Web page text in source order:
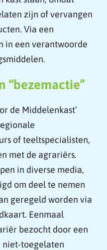
zijn of vervangen
Via een
in een verantwoorde
“bezemactie”
de Middelenkast’
of teeltspecialisten,
met de agrariërs.
in diverse media,
om deel te nemen
geregeld worden via
Eenmaal
bezocht door een
niet-toegelaten